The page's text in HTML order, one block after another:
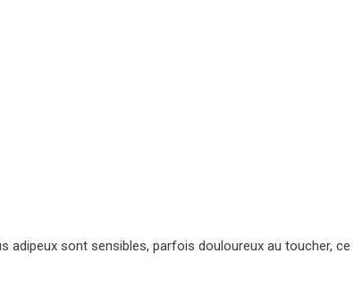
sont sensibles, parfois douloureux au toucher, ce